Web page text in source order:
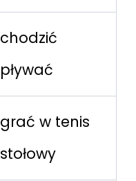
chodzić
pływać
grać w tenis
stołowy